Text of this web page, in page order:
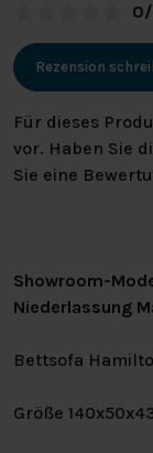
Rezension
Für dieses
vor. Haben Sie
Sie eine
Showroom-
Niederlassung
Bettsofa
Größe